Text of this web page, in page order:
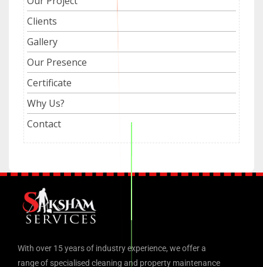
Clients
Gallery
Our Presence
Certificate
Why Us?
Contact
With over 15 years of industry experience, we offer a
range of specialised cleaning and property maintenance